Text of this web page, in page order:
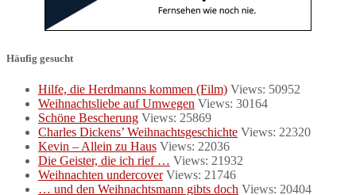
Häufig gesucht
Hilfe, die Herdmanns kommen (Film) Views: 50952
Weihnachtsliebe auf Umwegen Views: 30164
Schöne Bescherung Views: 25869
Charles Dickens’ Weihnachtsgeschichte Views: 22320
Kevin – Allein zu Haus Views: 22036
Die Geister, die ich rief … Views: 21932
Weihnachten undercover Views: 21746
… und den Weihnachtsmann gibts doch Views: 20404